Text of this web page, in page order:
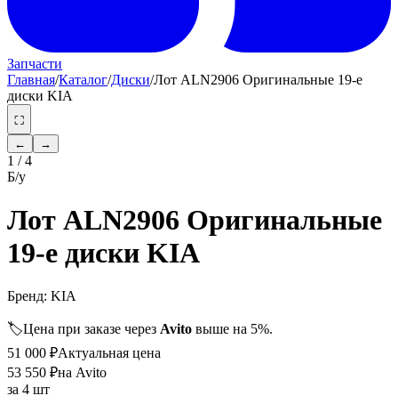
Запчасти
Главная/Каталог/Диски/Лот ALN2906 Оригинальные 19-е
диски KIA
⛶
←
→
1 /4
Б/у
Лот ALN2906 Оригинальные
19-е диски KIA
Бренд: KIA
🏷️Цена при заказе через Avito выше на 5%.
51 000 ₽Актуальная цена
53 550 ₽на Avito
за 4 шт